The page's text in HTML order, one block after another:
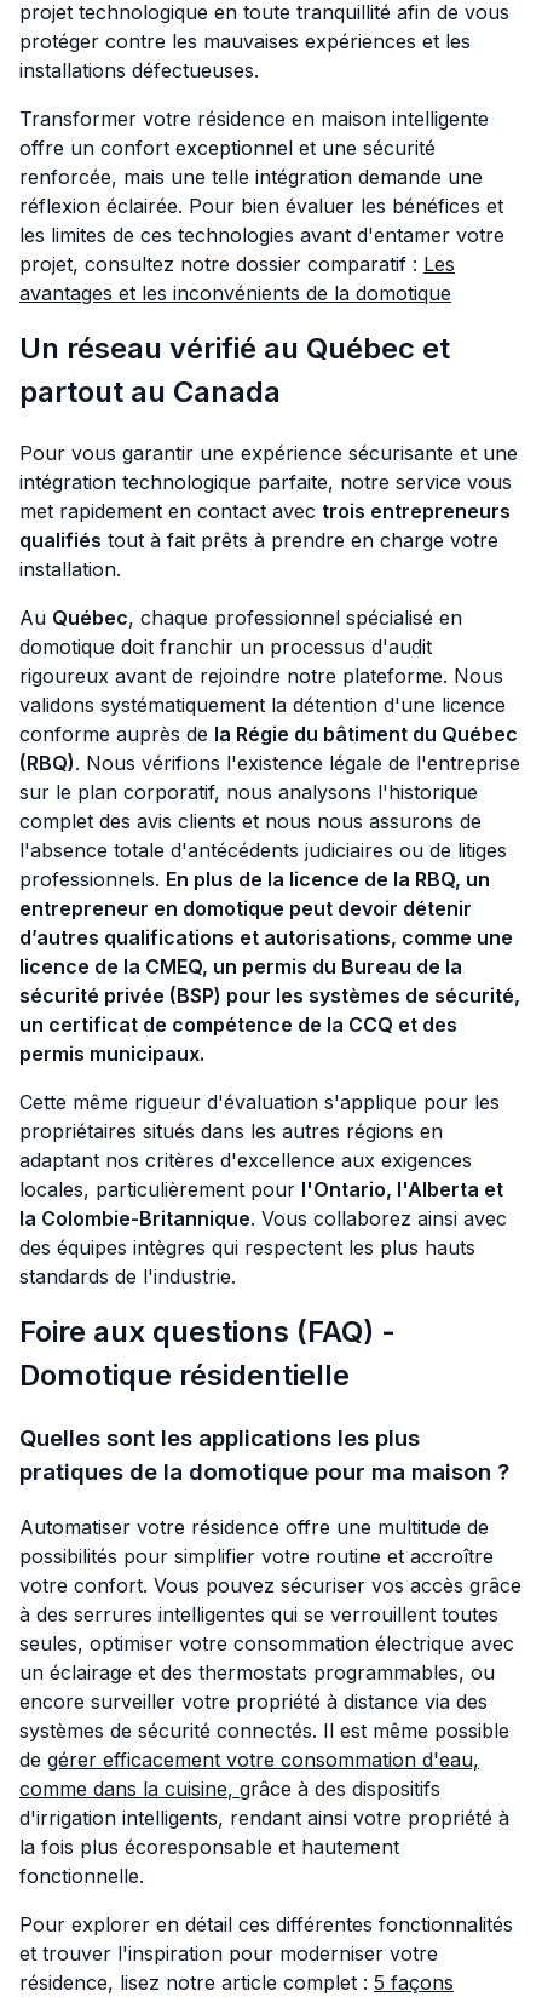
projet technologique en toute tranquillité afin de vous
protéger contre les mauvaises expériences et les
installations défectueuses.
Transformer votre résidence en maison intelligente
offre un confort exceptionnel et une sécurité
renforcée, mais une telle intégration demande une
réflexion éclairée. Pour bien évaluer les bénéfices et
les limites de ces technologies avant d'entamer votre
projet, consultez notre dossier comparatif : Les
avantages et les inconvénients de la domotique
Un réseau vérifié au Québec et
partout au Canada
Pour vous garantir une expérience sécurisante et une
intégration technologique parfaite, notre service vous
met rapidement en contact avec trois entrepreneurs
qualifiés tout à fait prêts à prendre en charge votre
installation.
Au Québec, chaque professionnel spécialisé en
domotique doit franchir un processus d'audit
rigoureux avant de rejoindre notre plateforme. Nous
validons systématiquement la détention d'une licence
conforme auprès de la Régie du bâtiment du Québec
(RBQ). Nous vérifions l'existence légale de l'entreprise
sur le plan corporatif, nous analysons l'historique
complet des avis clients et nous nous assurons de
l'absence totale d'antécédents judiciaires ou de litiges
professionnels. En plus de la licence de la RBQ, un
entrepreneur en domotique peut devoir détenir
d’autres qualifications et autorisations, comme une
licence de la CMEQ, un permis du Bureau de la
sécurité privée (BSP) pour les systèmes de sécurité,
un certificat de compétence de la CCQ et des
permis municipaux.
Cette même rigueur d'évaluation s'applique pour les
propriétaires situés dans les autres régions en
adaptant nos critères d'excellence aux exigences
locales, particulièrement pour l'Ontario, l'Alberta et
la Colombie-Britannique. Vous collaborez ainsi avec
des équipes intègres qui respectent les plus hauts
standards de l'industrie.
Foire aux questions (FAQ) -
Domotique résidentielle
Quelles sont les applications les plus
pratiques de la domotique pour ma maison ?
Automatiser votre résidence offre une multitude de
possibilités pour simplifier votre routine et accroître
votre confort. Vous pouvez sécuriser vos accès grâce
à des serrures intelligentes qui se verrouillent toutes
seules, optimiser votre consommation électrique avec
un éclairage et des thermostats programmables, ou
encore surveiller votre propriété à distance via des
systèmes de sécurité connectés. Il est même possible
de gérer efficacement votre consommation d'eau,
comme dans la cuisine, grâce à des dispositifs
d'irrigation intelligents, rendant ainsi votre propriété à
la fois plus écoresponsable et hautement
fonctionnelle.
Pour explorer en détail ces différentes fonctionnalités
et trouver l'inspiration pour moderniser votre
résidence, lisez notre article complet : 5 façons